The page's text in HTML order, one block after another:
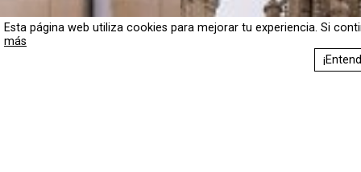
Esta página web utiliza cookies para mejorar tu experiencia. Si
más